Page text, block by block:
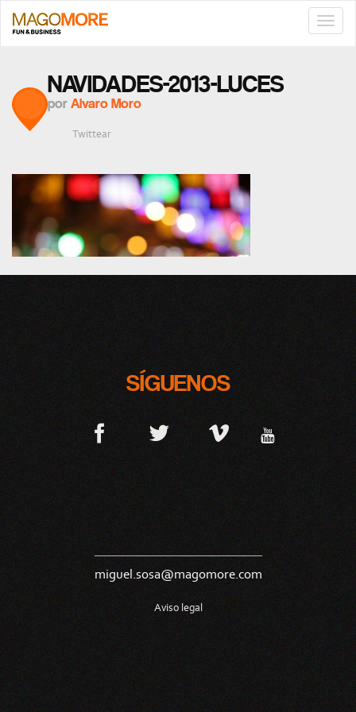
NAVIDADES-2013-LUCES
porAlvaro Moro
Twittear
SÍGUENOS
miguel.sosa@magomore.com
Aviso legal